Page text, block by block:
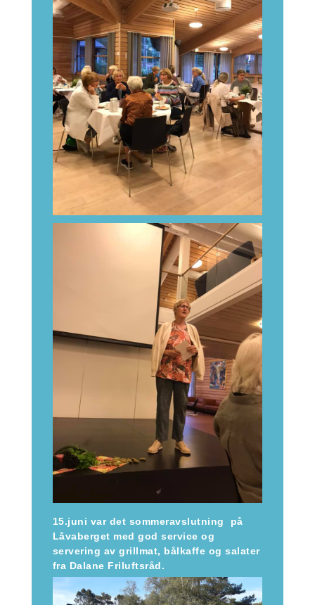
15.juni var det sommeravslutning på
Låvaberget med god service og
servering av grillmat, bålkaffe og salater
fra Dalane Friluftsråd.